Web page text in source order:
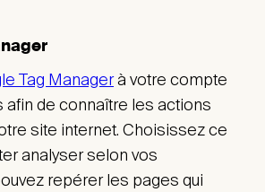
Tag Managerà votre compte
afin de connaître les actions
site internet. Choisissez ce
analyser selon vos
repérer les pages qui